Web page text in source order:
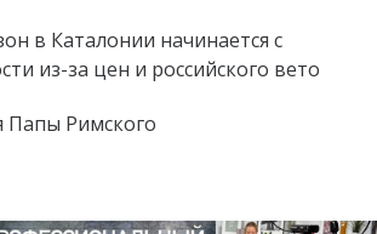
в Каталонии начинается с
из-за цен и российского вето
Римского